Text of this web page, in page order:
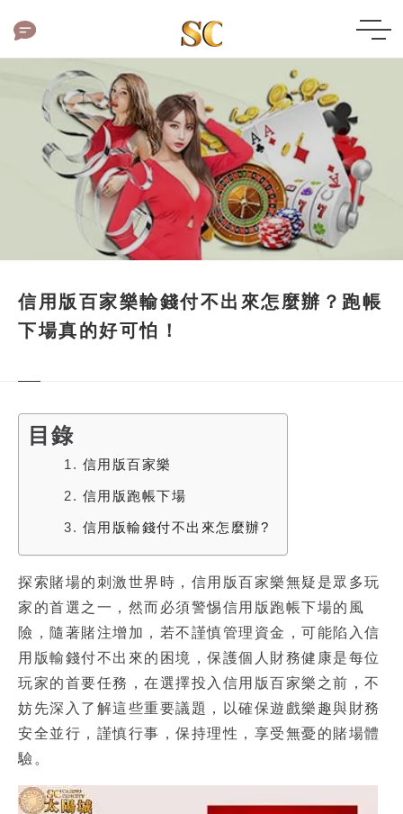
信用版百家樂輸錢付不出來怎麼辦？跑帳
下場真的好可怕！
目錄
1. 信用版百家樂
2. 信用版跑帳下場
3. 信用版輸錢付不出來怎麼辦?
探索賭場的刺激世界時， 信用版百家樂無疑是眾多玩
家的首選之一，然而必須警惕信用版跑帳下場的風
險，隨著賭注增加，若不謹慎管理資金，可能陷入 信
用版輸錢付不出來的困境，保護個人財務健康是每位
玩家的首要任務，在選擇投入信用版百家樂之前，不
妨先深入了解這些重要議題，以確保遊戲樂趣與財務
安全並行，謹慎行事，保持理性，享受無憂的賭場體
驗。